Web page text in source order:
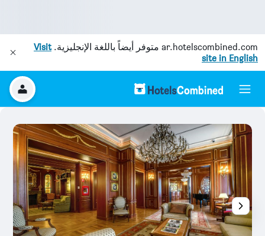
ar.hotelscombined.com متوفر أيضاً باللغة الإنجليزية.Visit
site in English